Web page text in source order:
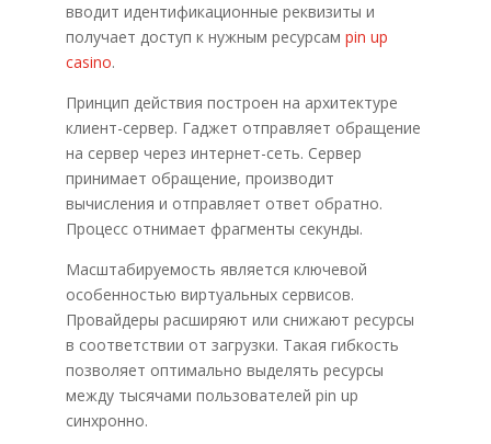
вводит идентификационные реквизиты и
получает доступ к нужным ресурсам pin up
casino.
Принцип действия построен на архитектуре
клиент-сервер. Гаджет отправляет обращение
на сервер через интернет-сеть. Сервер
принимает обращение, производит
вычисления и отправляет ответ обратно.
Процесс отнимает фрагменты секунды.
Масштабируемость является ключевой
особенностью виртуальных сервисов.
Провайдеры расширяют или снижают ресурсы
в соответствии от загрузки. Такая гибкость
позволяет оптимально выделять ресурсы
между тысячами пользователей pin up
синхронно.